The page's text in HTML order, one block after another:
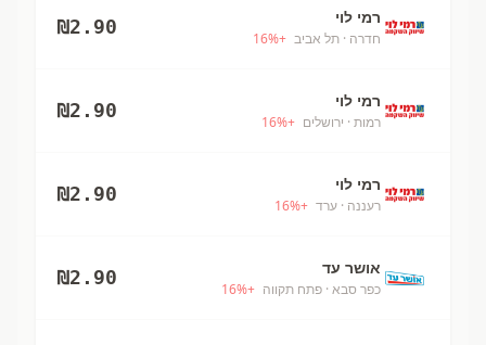
רמי לוי
חדרה · תל אביב +
16%
₪2.90
רמי לוי
רמות · ירושלים +
16%
₪2.90
רמי לוי
רעננה · ערד +
16%
₪2.90
אושר עד
כפר סבא · פתח תקווה +
16%
₪2.90